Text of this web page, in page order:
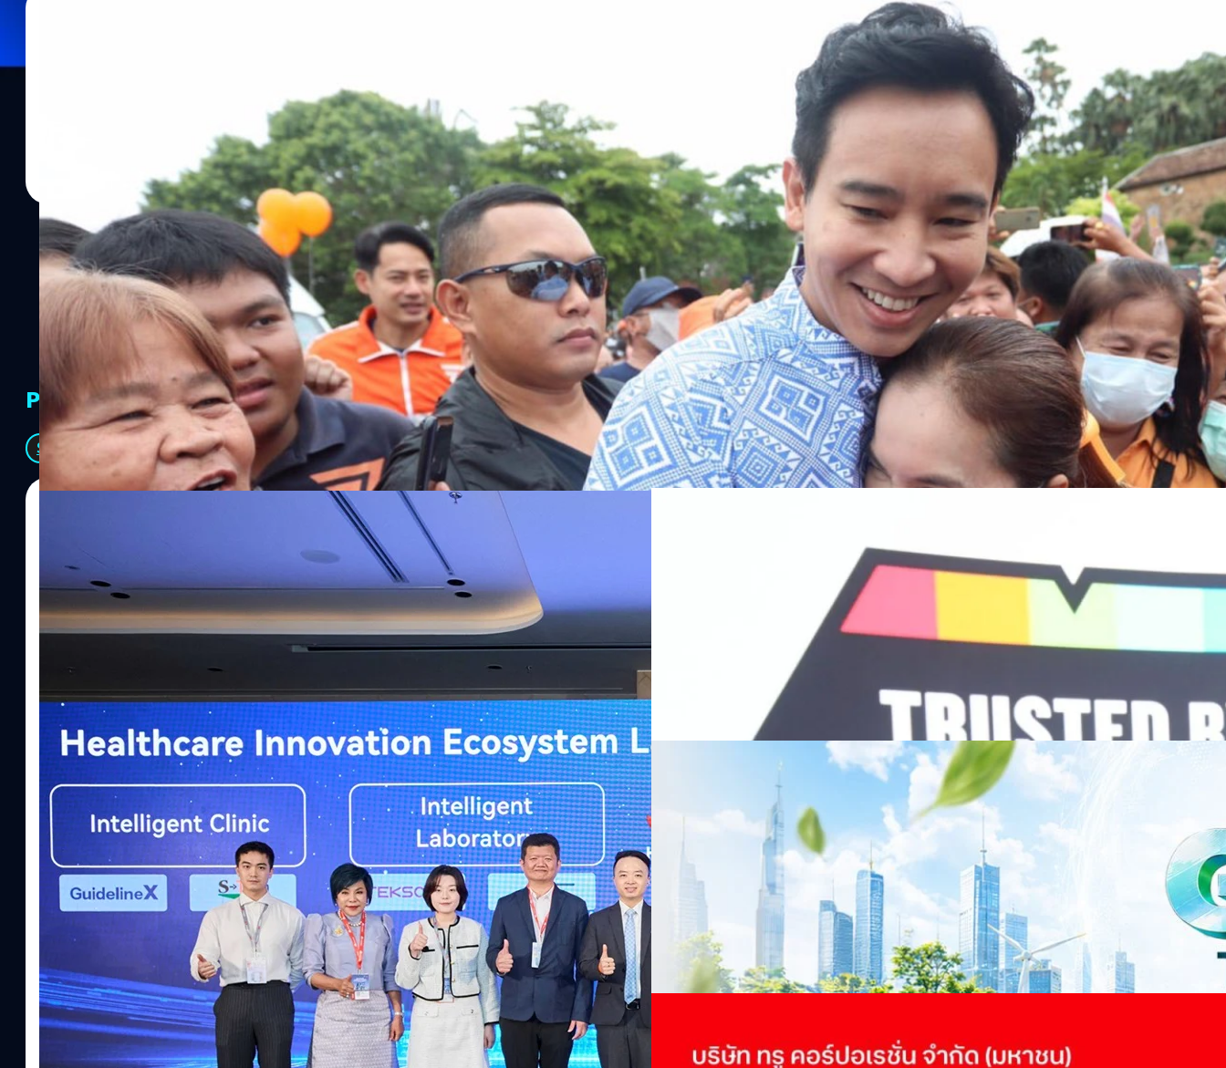
นิด้าโพลพบคนส่วนใหญ่หนุนโหวต ‘พิธา’ จนกว่าจะได้เป็นนายกฯ
นิด้าโพลเผยผลสำรวจความเห็นเรื่อง “เลือกนายกรัฐมนตรี 2566” พบ 43.21% ระบุว่า ควรมีการเสนอชื่อ
นายพิธา ลิ้มเจริญรัตน์ ให้รัฐสภาพิจารณาจนกว่าจะได้เป็นนายกฯ
PR Partners
See All
Read More
หัวเว่ยเดินหน้าปฏิวัติวงการสาธารณสุขไทยด้วย AI เปิดตัว 4 นวัตกรรมเปลี่ยน
เกมเร่งเครื่อง AI เพื่อการแพทย์ในประเทศไทย
กรุงเทพฯ, 7 สิงหาคม 2569 — หัวเว่ย จัดงาน “Huawei AI+ Healthcare Summit” ภายใต้งาน Huawei
Thailand Digital & AI Summit 2026 รวมผู้นำด้านนโยบายสาธารณสุข ผู้บริหารโรงพยาบาลชั้นนำ และ
พันธมิตรด้านเทคโนโลยีจากไทยและจีน ร่วมขับเคลื่อนอนาคตของระบบสาธารณสุขไทยด้วยนวัตกรรมและ
ปัญญาประดิษฐ์ (AI) พร้อมประกาศความร่วมมือครั้งสำคัญเพื่อยกระดับ Healthcare Ecosystem ของ
ประเทศอย่างเป็นทางการ นายปีเตอร์ จาง
Recurring Revenue เร่งเครื่อง New Growth Engine พร้อมจ่ายปันผล 0.10
บริษัท ซินเน็ค (ประเทศไทย) จำกัด (มหาชน) หรือ SYNNEX โชว์ผลการดำเนินงานแข็งแกร่ง กำไรสุทธิ
ไตรมาส 2 และงวด 6 เดือนแรกของปี 2569 เติบโต 17.8% และ 17.7% จากช่วงเดียวกันของปีก่อน สูงกว่าการ
เติบโตของรายได้อย่างมีนัยสำคัญ พร้อมประกาศจ่ายเงินปันผลระหว่างกาล 0.10 บาทต่อหุ้น โดยกำหนดวันที่
ไม่ได้รับสิทธิปันผล (XD) วันที่ 19 สิงหาคม 2569 และกำหนดจ่ายเงินปันผลวันที่ 2 กันยายน 2569 นางสาวสุ
ธิดา มงคลสุธี ประธานเจ้าหน้าที่บริหาร บริษัท ซินเน็ค (ประเทศไทย) จำกัด (มหาชน) เปิดเผยว่า ในช่วงครึ่งปี
แรกบริษัทเดินหน้าขับเคลื่อน Business Transformation อย่างต่อเนื่อง ผ่านการยกระดับจากผู้จัดจำหน่าย
สินค้าไอที สู่การเป็น Digital Infrastructure Platform เพื่อรองรับการเติบโตของเศรษฐกิจ AI โดยมุ่งเพิ่ม
สัดส่วนธุรกิจที่มีมูลค่าเพิ่ม ควบคู่กับการขยายเครือข่ายพันธมิตรเทคโนโลยีระดับโลก…
| 1 days ago
ครบรอบ 6 ปี สำนักข่าว TODAY เปิดเวทีใหญ่ SUSTAIN CITY: THE GREEN
TRANSITION ถกแนวทางปรับตัวสู่เศรษฐกิจสีเขียวอย่างยั่งยืน
เนื่องในโอกาสครบรอบ 6 ปี สำนักข่าว TODAY จัดงาน SUSTAIN CITY: THE GREEN TRANSITION เวทีแลก
เปลี่ยนมุมมองเกี่ยวกับการเปลี่ยนผ่านสู่เศรษฐกิจและสังคมสีเขียว พร้อมนำเสนอแนวทางที่สามารถนำไป
ประยุกต์ใช้ได้จริง จากผู้แทนภาครัฐ ภาคธุรกิจ และผู้เชี่ยวชาญในหลากหลายสาขา ผ่านประเด็นสำคัญว่า
ประเทศไทยควรปรับตัวอย่างไร ? เพื่อเดินหน้าสู่ความยั่งยืนและบรรลุเป้าหมาย Net Zero อย่างเป็นรูปธรรม
ทั้งในมิติของภาครัฐ ภาคธุรกิจ การเงิน และพลังงาน Green Transitioning: Shifting Systemพลิกโครงสร้าง
เศรษฐกิจ ปรับห่วงโซ่คุณค่า และเชื่อมโยงนโยบายกับเทคโนโลยี เพื่อขับเคลื่อนประเทศไทยสู่เศรษฐกิจสีเขียว
โดย ศาสตราจารย์ ดร. ยศชนัน วงศ์สวัสดิ์รองนายกรัฐมนตรีและรัฐมนตรีว่าการกระทรวงการอุดมศึกษา
วิทยาศาสตร์ วิจัยและนวัตกรรม Green Transitioning: Decarbonize Unlockร่วมสำรวจแนวทางที่ภาคธุรกิจ
สามารถนำ Green Tech มาใช้เพื่อลดการปล่อยคาร์บอน และเดินหน้าสู่เป้าหมาย Net Zero พบกับ คุณปัณ
รัตนาภรณ์ ศรีนวลจันทร์ | 1 days ago
Read More
True เผยผลประกอบการ Q2/2569 กำไรสุทธิ 6.6 พันล้านบาท จ่ายปันผล 5.2
พันล้าน